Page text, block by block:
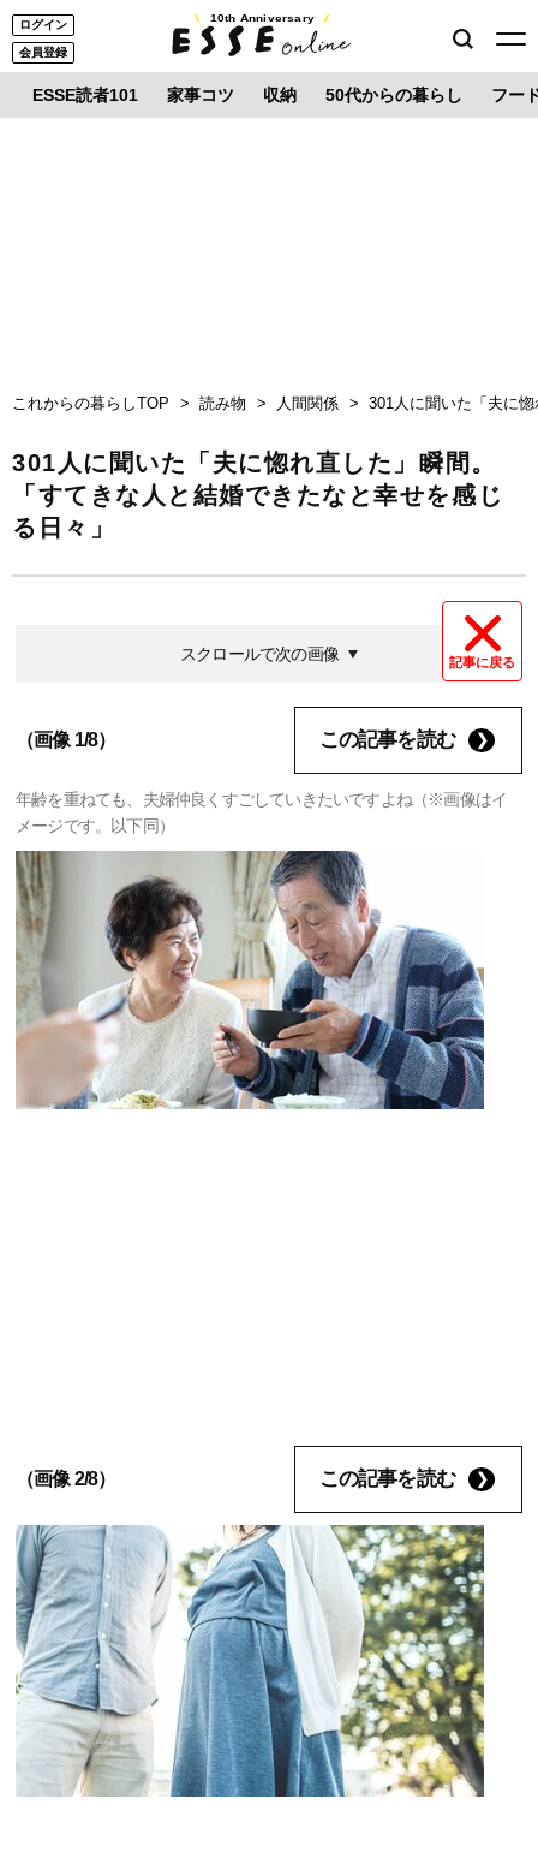
ログイン
会員登録
10th Anniversary
ESSE読者101 家事コツ 収納 50代からの暮らし フー
これからの暮らしTOP 読み物 人間関係 301人に聞いた「夫に
301人に聞いた「夫に惚れ直した」瞬間。
「すてきな人と結婚できたなと幸せを感じ
る日々」
記事に戻る
スクロールで次の画像
（画像 1/8） この記事を読む
年齢を重ねても、夫婦仲良くすごしていきたいですよね（※画像はイ
メージです。以下同）
（画像 2/8） この記事を読む